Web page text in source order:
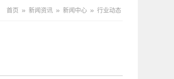
首页 » 新闻资讯 » 新闻中心 » 行业动态